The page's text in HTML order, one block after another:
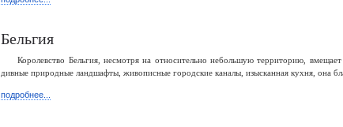
Бельгия
Королевство Бельгия, несмотря на относительно небольшую территорию,
дивные природные ландшафты, живописные городские каналы, изысканная кухня, она
подробнее...